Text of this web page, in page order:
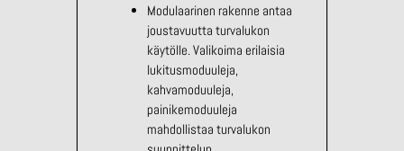
Modulaarinen rakenne antaa
joustavuutta turvalukon
käytölle. Valikoima erilaisia
lukitusmoduuleja,
kahvamoduuleja,
painikemoduuleja
mahdollistaa turvalukon